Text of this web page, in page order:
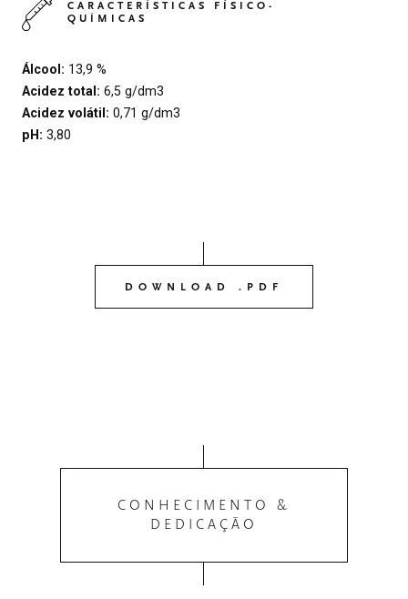
CARACTERÍSTICAS FÍSICO-
QUÍMICAS
Álcool: 13,9 %
Acidez total: 6,5 g/dm3
Acidez volátil: 0,71 g/dm3
pH: 3,80
DOWNLOAD .PDF
CONHECIMENTO &
DEDICAÇÃO